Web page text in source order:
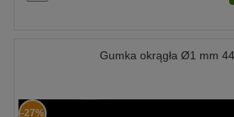
Gumka okrągła Ø1 mm
-27%